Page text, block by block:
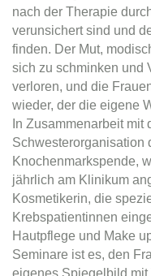
nach der Therapie
verunsichert sind und
finden. Der Mut,
sich zu schminken und
verloren, und die
wieder, der die eigene
In Zusammenarbeit
Schwesterorganisation
Knochenmarkspende,
jährlich am Klinikum
Kosmetikerin, die
Krebspatientinnen
Hautpflege und Make
Seminare ist es, den